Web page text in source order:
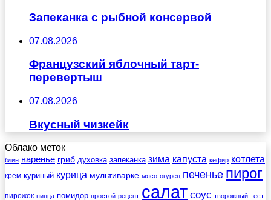
Запеканка с рыбной консервой
07.08.2026
Французский яблочный тарт-
перевертыш
07.08.2026
Вкусный чизкейк
Облако меток
блин варенье гриб духовка запеканка зима капуста кефир котлета
крем куриный курица мультиварке мясо огурец печенье пирог
пирожок пицца помидор простой рецепт салат соус творожный тест